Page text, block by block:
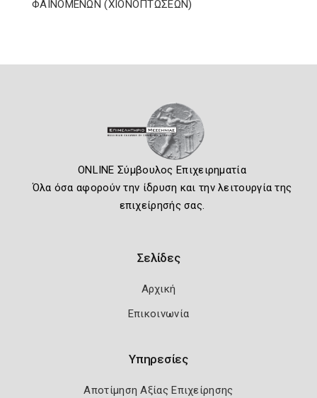
ΦΑΙΝΟΜΕΝΩΝ (ΧΙΟΝΟΠΤΩΣΕΩΝ)
ONLINE Σύμβουλος Επιχειρηματία
Όλα όσα αφορούν την ίδρυση και την λειτουργία της
επιχείρησής σας.
Σελίδες
Αρχική
Επικοινωνία
Υπηρεσίες
Αποτίμηση Αξίας Επιχείρησης